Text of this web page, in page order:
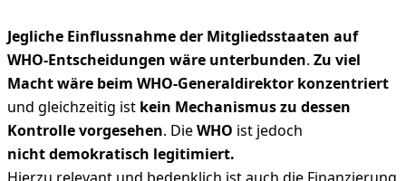
Jegliche Einflussnahme der Mitgliedsstaaten auf
WHO-Entscheidungen wäre unterbunden. Zu viel
Macht wäre beim WHO-Generaldirektor konzentriert
und gleichzeitig ist kein Mechanismus zu dessen
Kontrolle vorgesehen. DieWHO ist jedoch
nicht demokratisch legitimiert.